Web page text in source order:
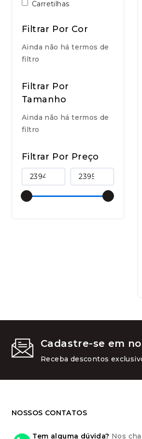
Carretilhas
Filtrar Por Cor
Ainda não há termos de
filtro
Filtrar Por
Tamanho
Ainda não há termos de
filtro
Filtrar Por Preço
Cadastre-se em
Receba descontos
NOSSOS CONTATOS
Tem alguma dúvida? Nos